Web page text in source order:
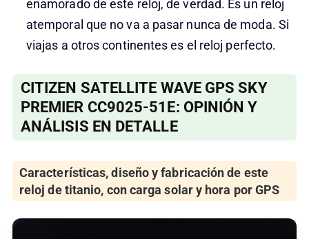
enamorado de este reloj, de verdad. Es un reloj
atemporal que no va a pasar nunca de moda. Si
viajas a otros continentes es el reloj perfecto.
CITIZEN SATELLITE WAVE GPS SKY
PREMIER CC9025-51E: OPINIÓN Y
ANÁLISIS EN DETALLE
Características, diseño y fabricación de este
reloj de titanio, con carga solar y hora por GPS